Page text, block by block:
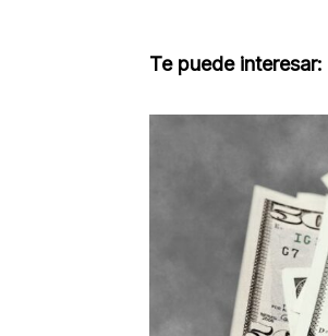
Te puede interesar: